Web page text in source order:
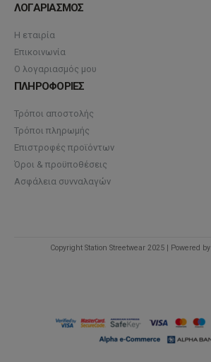
ΛΟΓΑΡΙΑΣΜΟΣ
Η εταιρία
Επικοινωνία
Ο λογαριασμός μου
ΠΛΗΡΟΦΟΡΙΕΣ
Τρόποι αποστολής
Τρόποι πληρωμής
Επιστροφές προϊόντων
Όροι & προϋποθέσεις
Ασφάλεια συνναλαγών
Copyright Station Streetwear 2025 | Powered by